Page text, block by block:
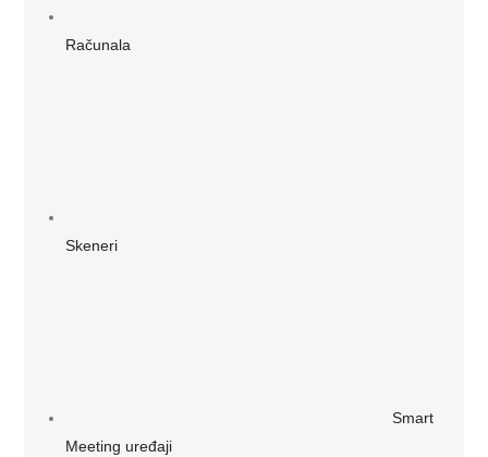
Računala
Skeneri
Smart
Meeting uređaji